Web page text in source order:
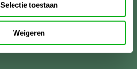
Selectie toestaan
Weigeren